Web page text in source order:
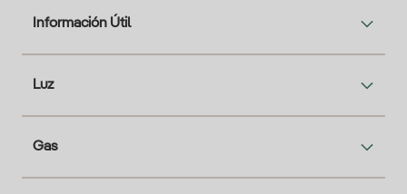
Información Útil
Luz
Gas